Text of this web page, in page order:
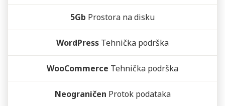
5Gb Prostora na disku
WordPress Tehnička podrška
WooCommerce Tehnička podrška
Neograničen Protok podataka